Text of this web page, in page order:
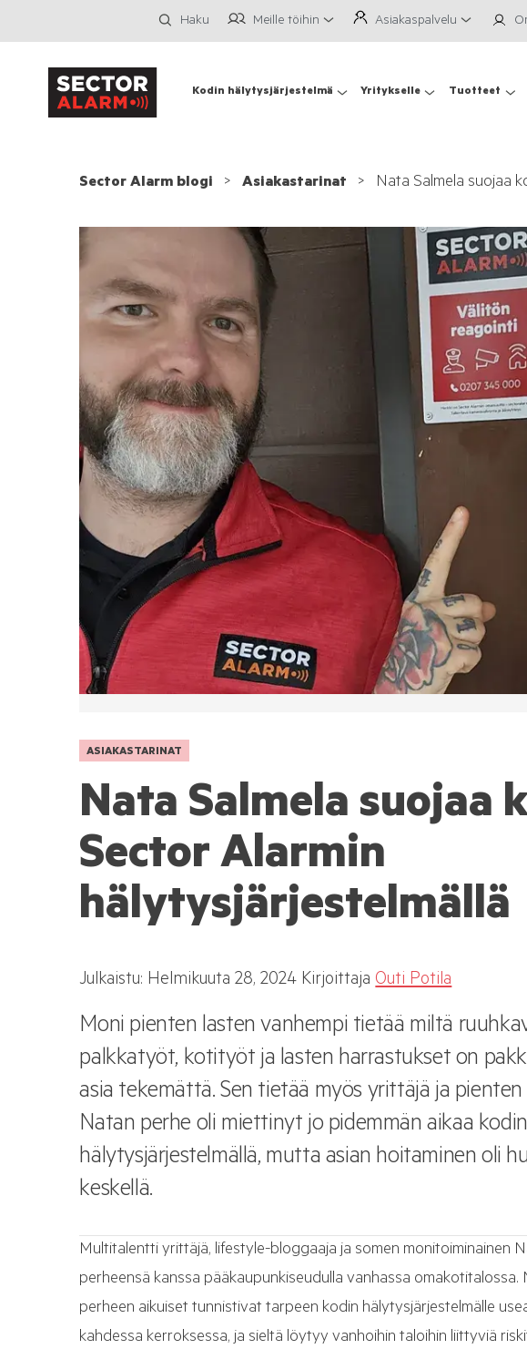
Kodin hälytysjärjestelmä Yritykselle Tuotteet
Haku Meille töihin Asiakaspalvelu
Sector Alarm blogi Asiakastarinat Nata Salmela suojaa
ASIAKASTARINAT
Nata Salmela suojaa
Sector Alarmin
hälytysjärjestelmällä
Julkaistu: Helmikuuta 28, 2024 Kirjoittaja Outi Potila
Moni pienten lasten vanhempi tietää miltä
palkkatyöt, kotityöt ja lasten harrastukset on
asia tekemättä. Sen tietää myös yrittäjä ja
Natan perhe oli miettinyt jo pidemmän aikaa
hälytysjärjestelmällä, mutta asian hoitaminen oli
keskellä.
Multitalentti yrittäjä, lifestyle-bloggaaja ja somen monitoiminainen
perheensä kanssa pääkaupunkiseudulla vanhassa
perheen aikuiset tunnistivat tarpeen kodin hälytysjärjestelmälle
kahdessa kerroksessa, ja sieltä löytyy vanhoihin taloihin liittyviä